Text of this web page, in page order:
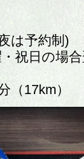
約制)
祝日の場合
（17km）